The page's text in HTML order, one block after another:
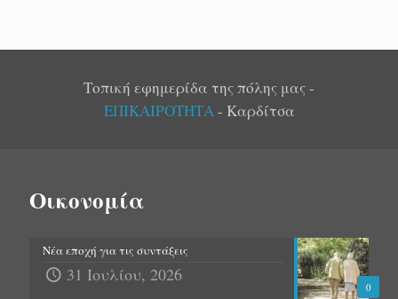
Τοπική εφημερίδα της πόλης μας -
ΕΠΙΚΑΙΡΟΤΗΤΑ- Καρδίτσα
Οικονομία
0
Νέα εποχή για τις συντάξεις
31 Ιουλίου, 2026